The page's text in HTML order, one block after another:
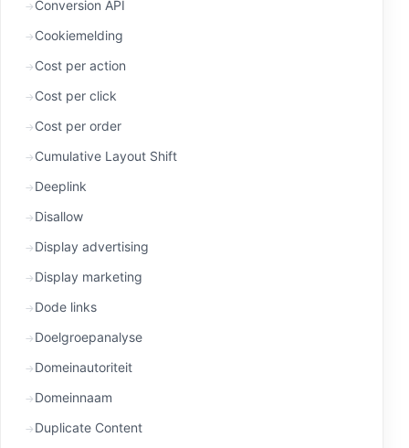
Conversion API
Cookiemelding
Cost per action
Cost per click
Cost per order
Cumulative Layout Shift
Deeplink
Disallow
Display advertising
Display marketing
Dode links
Doelgroepanalyse
Domeinautoriteit
Domeinnaam
Duplicate Content